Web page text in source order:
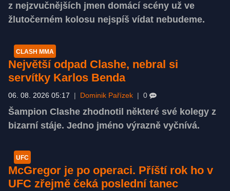
z nejzvučnějších jmen domácí scény už ve
žlutočerném kolosu nejspíš vídat nebudeme.
CLASH MMA
Největší odpad Clashe, nebral si
servítky Karlos Benda
06. 08. 2026 05:17 Dominik Pařízek 0
Šampion Clashe zhodnotil některé své kolegy z
bizarní stáje. Jedno jméno výrazně vyčnívá.
UFC
McGregor je po operaci. Příští rok ho v
UFC zřejmě čeká poslední tanec